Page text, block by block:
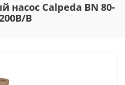
насос Calpeda BN 80-
B